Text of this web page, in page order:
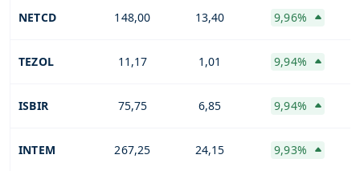
NETCD 148,00 13,40 9,96%
TEZOL 11,17 1,01 9,94%
ISBIR 75,75 6,85 9,94%
INTEM 267,25 24,15 9,93%